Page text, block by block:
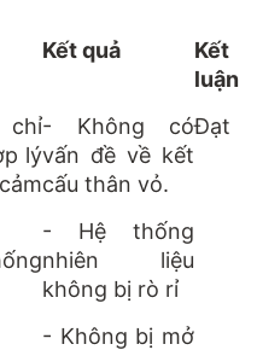
Kết quả
Kết
luận
chỉ
lý
- Không có
vấn đề về kết
cấu thân vỏ.
- Hệ thống
nhiên liệu
không bị rò rỉ
- Không bị mở
Đạt